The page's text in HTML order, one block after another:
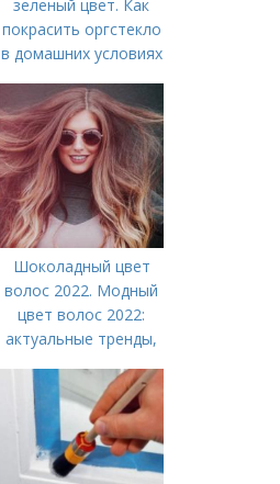
зеленый цвет. Как
покрасить оргстекло
в домашних условиях
Шоколадный цвет
волос 2022. Модный
цвет волос 2022:
актуальные тренды,
окрашивания, фото